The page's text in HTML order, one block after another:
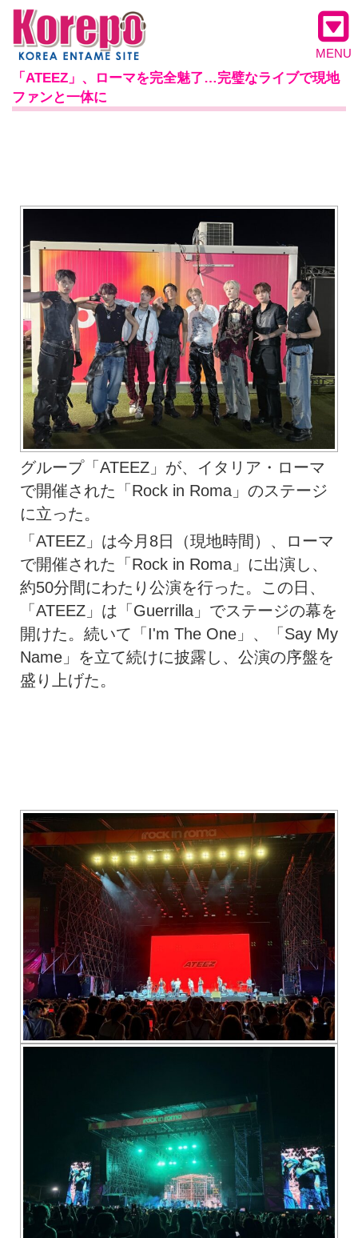
MENU
「ATEEZ」、ローマを完全魅了…完璧なライブで現地
ファンと一体に
グループ「ATEEZ」が、イタリア・ローマ
で開催された「Rock in Roma」のステージ
に立った。
「ATEEZ」は今月8日（現地時間）、ローマ
で開催された「Rock in Roma」に出演し、
約50分間にわたり公演を行った。この日、
「ATEEZ」は「Guerrilla」でステージの幕を
開けた。続いて「I'm The One」、「Say My
Name」を立て続けに披露し、公演の序盤を
盛り上げた。